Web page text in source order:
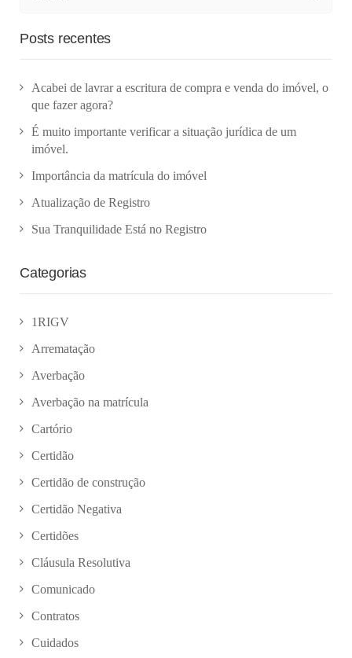
Posts recentes
Acabei de lavrar a escritura de compra e venda do imóvel, o
que fazer agora?
É muito importante verificar a situação jurídica de um
imóvel.
Importância da matrícula do imóvel
Atualização de Registro
Sua Tranquilidade Está no Registro
Categorias
1RIGV
Arrematação
Averbação
Averbação na matrícula
Cartório
Certidão
Certidão de construção
Certidão Negativa
Certidões
Cláusula Resolutiva
Comunicado
Contratos
Cuidados